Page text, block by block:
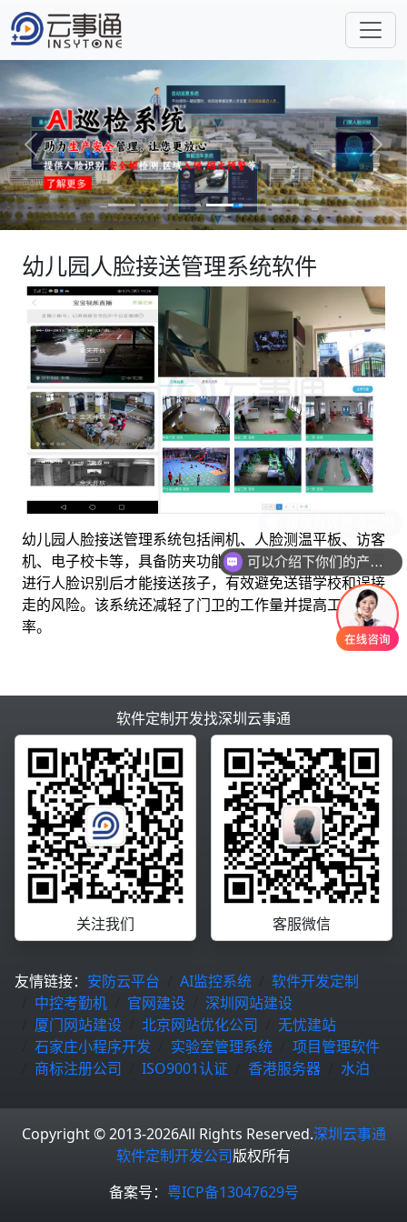
Previous Next
幼儿园人脸接送管理系统软件
幼儿园人脸接送管理系统包括闸机、人脸测温平板、访客
机、电子校卡等，具备防夹功能和尾随报警功能。家长需
进行人脸识别后才能接送孩子，有效避免送错学校和误接
走的风险。该系统还减轻了门卫的工作量并提高工作效
率。
软件定制开发找深圳云事通
关注我们 客服微信
友情链接： 安防云平台 AI监控系统
软件开发定制
中控考勤机
官网建设
深圳网站建设
厦门网站建设
北京网站优化公司
无忧建站
石家庄小程序开发
实验室管理系统
项目管理软件
商标注册公司
ISO9001认证 香港服务器 水泊
Copyright © 2013-2026All Rights Reserved.深圳云事通
软件定制开发公司版权所有
备案号： 粤ICP备13047629号
可以介绍下你们的产品么